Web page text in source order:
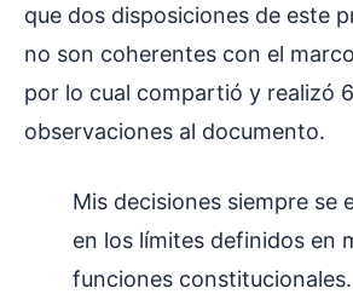
que dos disposiciones de este
no son coherentes con el
por lo cual compartió y realizó
observaciones al documento.
Mis decisiones siempre se
en los límites definidos en
funciones